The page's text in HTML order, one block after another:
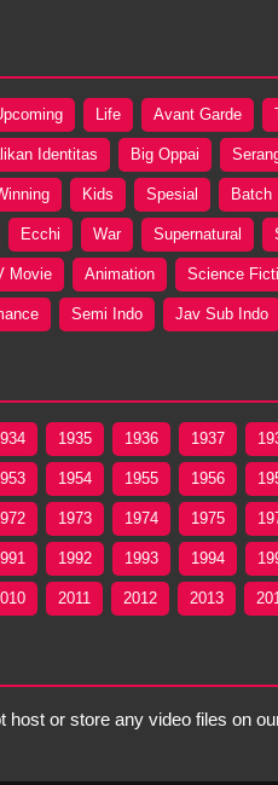
Life Avant Garde
Identitas Big Oppai
Kids Spesial Batch
Ecchi War Supernatural
Movie Animation Science
Semi Indo Jav Sub Indo
1935 1936 1937
1954 1955 1956
1973 1974 1975
1992 1993 1994
2011 2012 2013
or store any video files on